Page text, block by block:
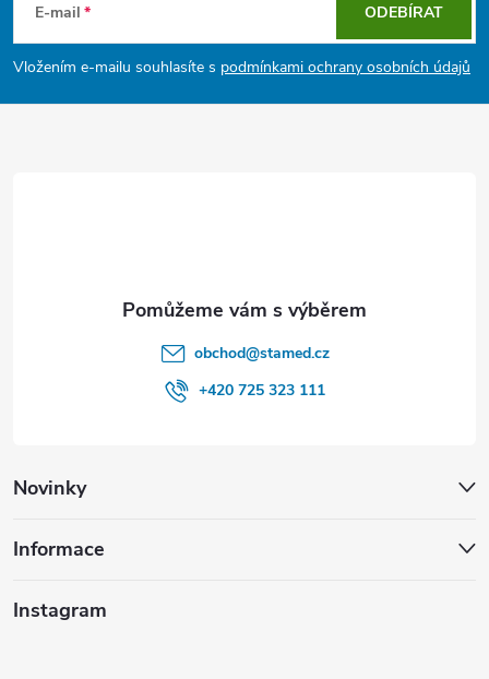
p
a
E-mail
Vložením e-mailu souhlasíte s podmínkami ochrany osobních údajů
ODEBÍRAT
Novinky
Informace
Instagram
obchod@stamed.cz
+420 725 323 111